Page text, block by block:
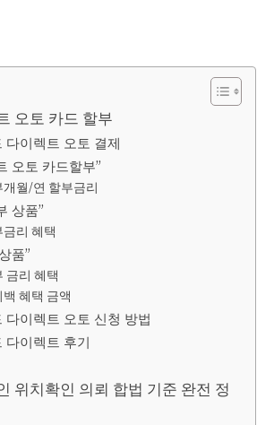
오토 카드 할부
다이렉트 오토 결제
오토 카드할부”
개월/연 할부금리
상품”
금리 혜택
품”
금리 혜택
혜택 금액
다이렉트 오토 신청 방법
다이렉트 후기
위치확인 의뢰 합법 기준 완전 정